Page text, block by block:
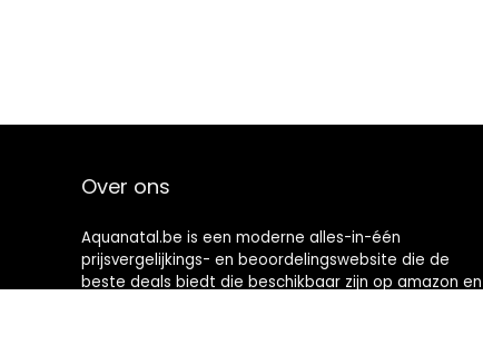
Over ons
Aquanatal.be is een moderne alles-in-één
prijsvergelijkings- en beoordelingswebsite die de
beste deals biedt die beschikbaar zijn op amazon